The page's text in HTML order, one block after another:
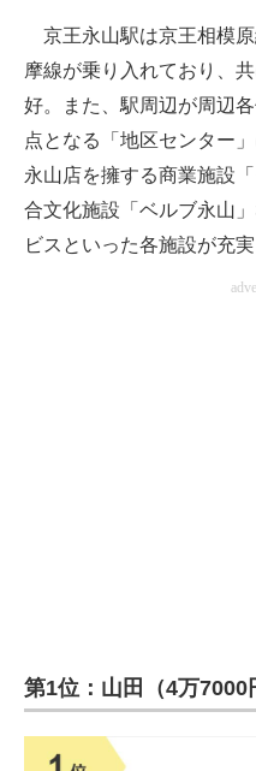
京王永山駅は京王相模
摩線が乗り入れており、
好。また、駅周辺が周辺
点となる「地区センター
永山店を擁する商業施設
合文化施設「ベルブ永山
ビスといった各施設が充実
第1位：山田（4万7000